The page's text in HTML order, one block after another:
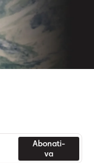
Abonati-
va